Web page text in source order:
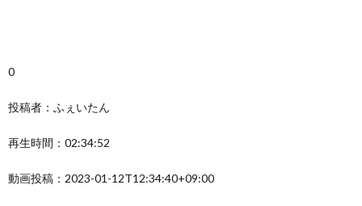
0
投稿者：ふぇいたん
再生時間：02:34:52
動画投稿：2023-01-12T12:34:40+09:00